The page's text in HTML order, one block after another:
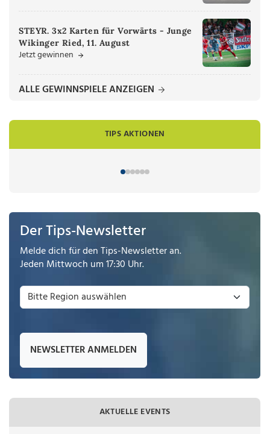
STEYR. 3x2 Karten für Vorwärts - Junge
Wikinger Ried, 11. August
Jetzt gewinnen
ALLE GEWINNSPIELE ANZEIGEN
TIPS AKTIONEN
Der Tips-Newsletter
Melde dich für den Tips-Newsletter an.
Jeden Mittwoch um 17:30 Uhr.
NEWSLETTER ANMELDEN
AKTUELLE EVENTS